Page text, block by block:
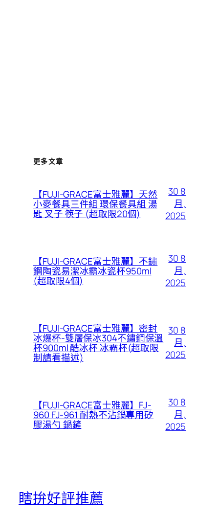
更多文章
【FUJI-GRACE富士雅麗】天然
小麥餐具三件組 環保餐具組 湯
匙 叉子 筷子 (超取限20個)
30 8
月,
2025
【FUJI-GRACE富士雅麗】不鏽
鋼陶瓷易潔冰霸冰瓷杯950ml
(超取限4個)
30 8
月,
2025
【FUJI-GRACE富士雅麗】密封
冰爆杯-雙層保冰304不鏽鋼保溫
杯900ml 酷冰杯 冰霸杯(超取限
制請看描述)
30 8
月,
2025
【FUJI-GRACE富士雅麗】FJ-
960 FJ-961 耐熱不沾鍋專用矽
膠湯勺 鍋鏟
30 8
月,
2025
瞎拚好評推薦